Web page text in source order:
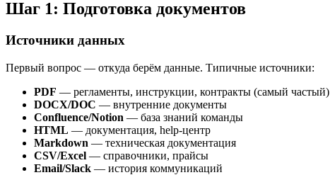
Шаг 1: Подготовка документов
Источники данных
Первый вопрос — откуда берём данные. Типичные источники:
PDF — регламенты, инструкции, контракты (самый частый)
DOCX/DOC — внутренние документы
Confluence/Notion — база знаний команды
HTML — документация, help-центр
Markdown — техническая документация
CSV/Excel — справочники, прайсы
Email/Slack — история коммуникаций